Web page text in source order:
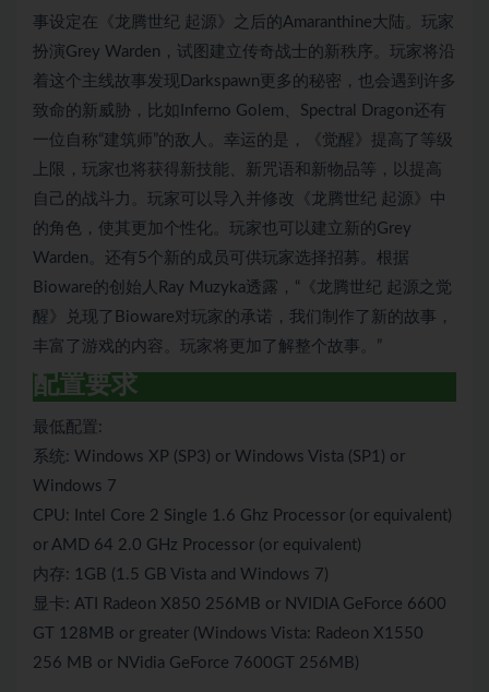
事设定在《龙腾世纪 起源》之后的Amaranthine大陆。玩家
扮演Grey Warden，试图建立传奇战士的新秩序。玩家将沿
着这个主线故事发现Darkspawn更多的秘密，也会遇到许多
致命的新威胁，比如Inferno Golem、Spectral Dragon还有
一位自称“建筑师”的敌人。幸运的是，《觉醒》提高了等级
上限，玩家也将获得新技能、新咒语和新物品等，以提高
自己的战斗力。玩家可以导入并修改《龙腾世纪 起源》中
的角色，使其更加个性化。玩家也可以建立新的Grey
Warden。还有5个新的成员可供玩家选择招募。根据
Bioware的创始人Ray Muzyka透露，“《龙腾世纪 起源之觉
醒》兑现了Bioware对玩家的承诺，我们制作了新的故事，
丰富了游戏的内容。玩家将更加了解整个故事。”
配置要求
最低配置:
系统: Windows XP (SP3) or Windows Vista (SP1) or
Windows 7
CPU: Intel Core 2 Single 1.6 Ghz Processor (or equivalent)
or AMD 64 2.0 GHz Processor (or equivalent)
内存: 1GB (1.5 GB Vista and Windows 7)
显卡: ATI Radeon X850 256MB or NVIDIA GeForce 6600
GT 128MB or greater (Windows Vista: Radeon X1550
256 MB or NVidia GeForce 7600GT 256MB)